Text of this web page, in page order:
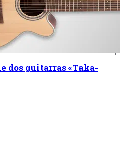
dos guitarras «Taka-